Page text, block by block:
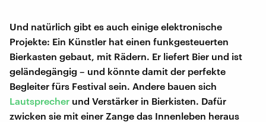
Und natürlich gibt es auch einige elektronische
Projekte: Ein Künstler hat einen funkgesteuerten
Bierkasten gebaut, mit Rädern. Er liefert Bier und ist
geländegängig – und könnte damit der perfekte
Begleiter fürs Festival sein. Andere bauen sich
Lautsprecher und Verstärker in Bierkisten. Dafür
zwicken sie mit einer Zange das Innenleben heraus